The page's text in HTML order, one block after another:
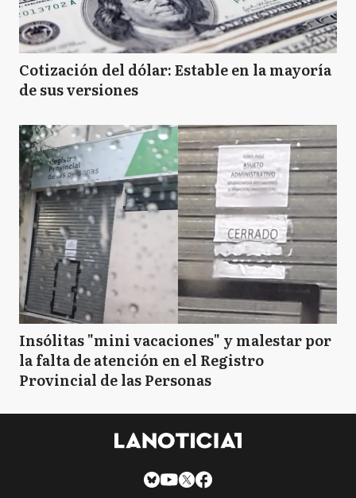
Cotización del dólar: Estable en la mayoría
de sus versiones
Insólitas "mini vacaciones" y malestar por
la falta de atención en el Registro
Provincial de las Personas